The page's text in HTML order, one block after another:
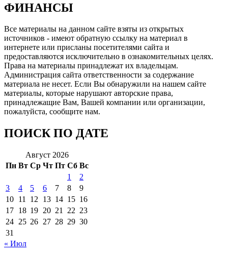
ФИНАНСЫ
Все материалы на данном сайте взяты из открытых
источников - имеют обратную ссылку на материал в
интернете или присланы посетителями сайта и
предоставляются исключительно в ознакомительных целях.
Права на материалы принадлежат их владельцам.
Администрация сайта ответственности за содержание
материала не несет. Если Вы обнаружили на нашем сайте
материалы, которые нарушают авторские права,
принадлежащие Вам, Вашей компании или организации,
пожалуйста, сообщите нам.
ПОИСК ПО ДАТЕ
Август 2026
Пн Вт Ср Чт Пт Сб Вс
1
2
3
4 5 6 7 8
9
10 11 12 13 14 15 16
17 18 19 20 21 22 23
24 25 26 27 28 29 30
31
« Июл